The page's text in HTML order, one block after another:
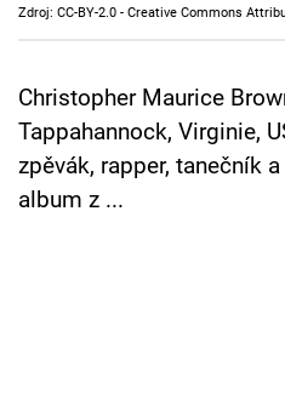
Cool Esport
Pořady
TV Program
Sledujte prima+
Zdroj: CC-BY-2.0 - Creative Commons
Christopher Maurice
Tappahannock, Virginie,
zpěvák, rapper, tanečník
album z ...